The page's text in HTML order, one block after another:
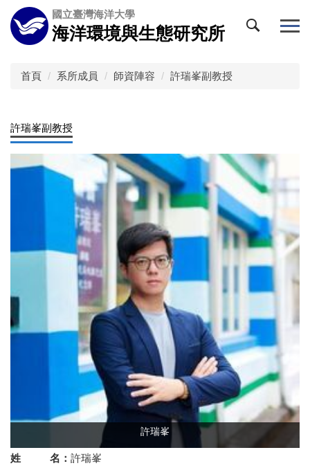
跳
到
主
國立臺灣海洋大學
海洋環境與生態研究所
首頁 系所成員 師資陣容 許瑞峯副教授
許瑞峯副教授
許瑞峯
姓 名： 許瑞峯